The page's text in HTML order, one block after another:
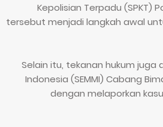
Kepolisian Terpadu (SPKT)
tersebut menjadi langkah awal
Selain itu, tekanan hukum juga
Indonesia (SEMMI) Cabang
dengan melaporkan